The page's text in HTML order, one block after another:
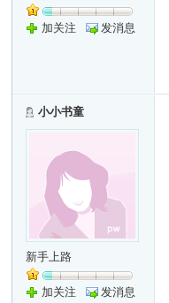
加关注 发消息
小小书童
新手上路
加关注 发消息